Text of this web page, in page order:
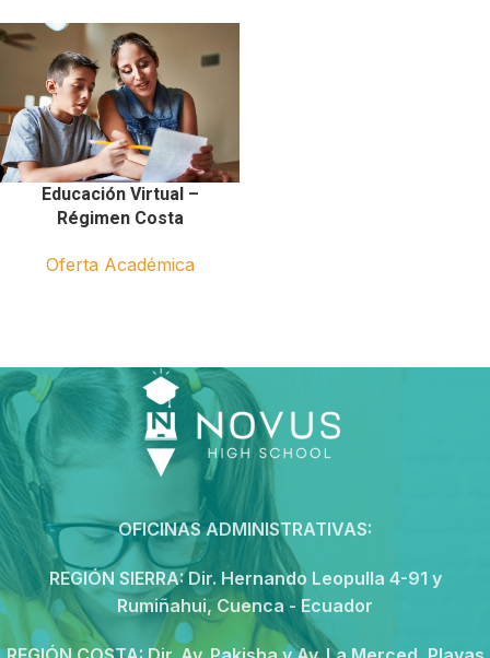
Educación Virtual –
Régimen Costa
Oferta Académica
OFICINAS ADMINISTRATIVAS:
REGIÓN SIERRA:Dir. Hernando Leopulla 4-91 y
Rumiñahui, Cuenca - Ecuador